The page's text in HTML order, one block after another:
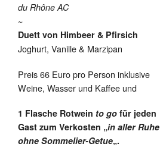
du Rhône AC
~
Duett von Himbeer & Pfirsich
Joghurt, Vanille & Marzipan
Preis 66 Euro pro Person inklusive
Weine, Wasser und Kaffee und
1 Flasche Rotwein to go für jeden
Gast zum Verkosten „in aller Ruhe
ohne Sommelier-Getue„.